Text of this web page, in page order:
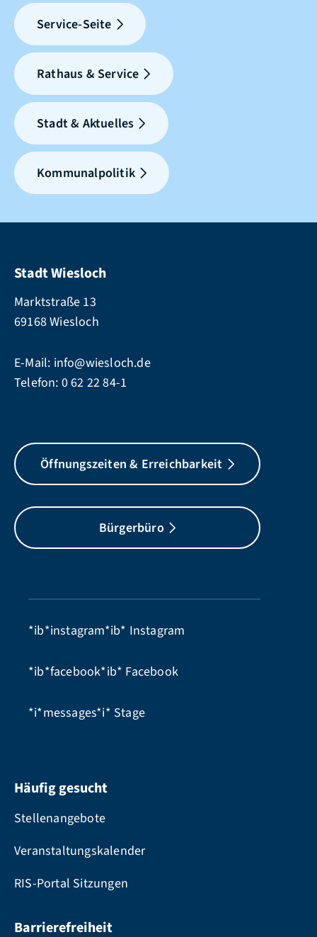
Service-Seite
Rathaus & Service
Stadt & Aktuelles
Kommunalpolitik
Stadt Wiesloch
Marktstraße 13
69168 Wiesloch
E-Mail: info@wiesloch.de
Telefon: 0 62 22 84-1
Öffnungszeiten & Erreichbarkeit
Bürgerbüro
*ib*instagram*ib* Instagram
*ib*facebook*ib* Facebook
*i*messages*i* Stage
Häufig gesucht
Stellenangebote
Veranstaltungskalender
RIS-Portal Sitzungen
Barrierefreiheit